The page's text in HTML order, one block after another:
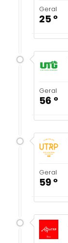
Geral
25 º
Geral
56 º
Geral
59 º